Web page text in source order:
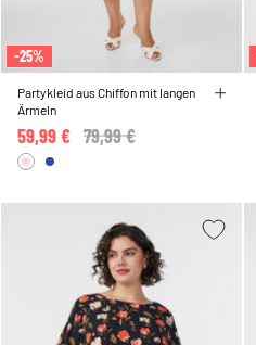
-25%
Partykleid aus Chiffon mit langen
Ärmeln
Price reduced from
79,99 €
59,99 €